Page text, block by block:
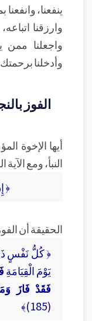
ينفعنا،
وارزقنا
واجعلنا ممن
وأدخلنا
الفوز
أيها الإخوة
النبأ، ومع
﴿
الحقيقة أن
﴿ كُلُّ نَفْسٍ
يَوْمَ الْقِيَامَةِ
فَقَدْ فَازَ
(185)﴾